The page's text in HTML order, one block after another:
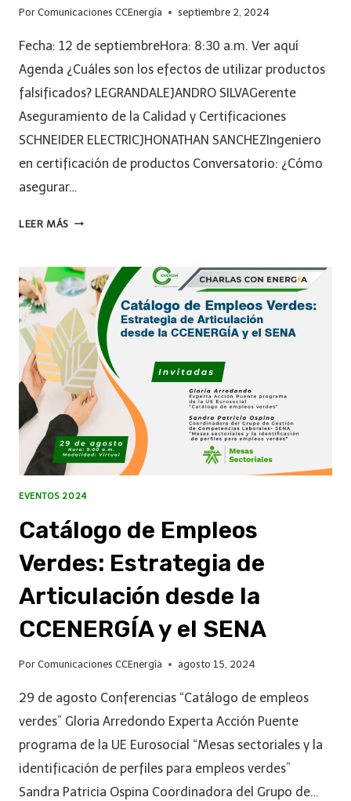
Por Comunicaciones CCEnergía septiembre 2, 2024
Fecha: 12 de septiembreHora: 8:30 a.m. Ver aquí
Agenda ¿Cuáles son los efectos de utilizar productos
falsificados? LEGRANDALEJANDRO SILVAGerente
Aseguramiento de la Calidad y Certificaciones
SCHNEIDER ELECTRICJHONATHAN SANCHEZIngeniero
en certificación de productos Conversatorio: ¿Cómo
asegurar…
LEER MÁS
EVENTOS 2024
Catálogo de Empleos
Verdes: Estrategia de
Articulación desde la
CCENERGÍA y el SENA
Por Comunicaciones CCEnergía agosto 15, 2024
29 de agosto Conferencias “Catálogo de empleos
verdes” Gloria Arredondo Experta Acción Puente
programa de la UE Eurosocial “Mesas sectoriales y la
identificación de perfiles para empleos verdes”
Sandra Patricia Ospina Coordinadora del Grupo de…